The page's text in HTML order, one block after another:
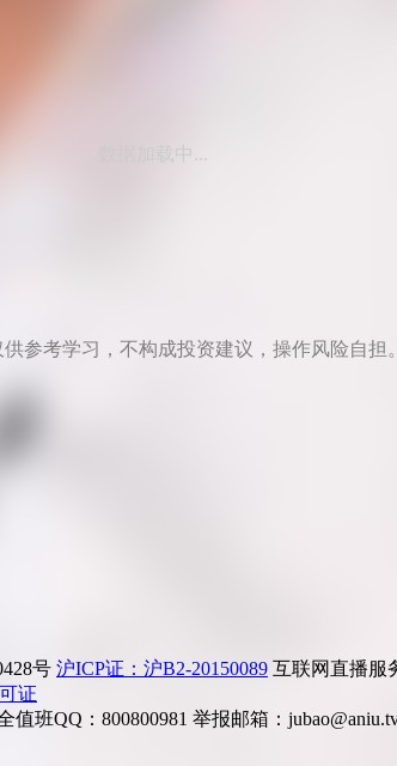
数据加载中...
供参考学习，不构成投资建议，操作风险自担
号 沪ICP证：沪B2-20150089 互联网直播服
证
值班QQ：800800981 举报邮箱：